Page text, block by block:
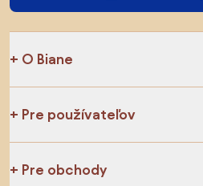
O Biane
Pre používateľov
Pre obchody